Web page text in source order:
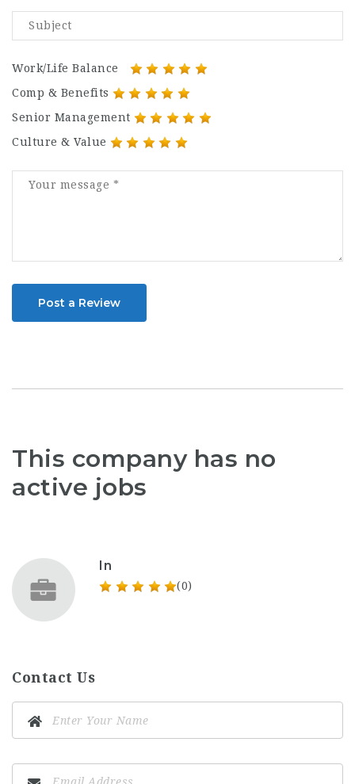
Work/Life Balance
Comp & Benefits
Senior Management
Culture & Value
Post a Review
This company has no
active jobs
In
(0)
Contact Us